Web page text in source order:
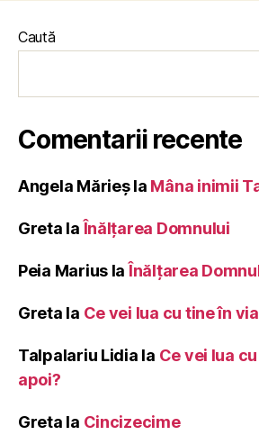
Caută
Comentarii recente
Angela Mărieșla Mâna inimii
Greta laÎnălţarea Domnului
Peia Marius laÎnălţarea
Greta la Ce vei lua cu tine în
Talpalariu Lidia la Ce vei lua
apoi?
Greta la Cincizecime